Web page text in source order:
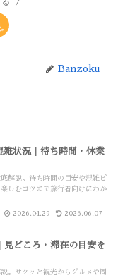
Banzoku
雑状況｜待ち時間・休業
解説。待ち時間の目安や混雑ピ
しむコツまで旅行者向けにわか
2026.04.29 2026.06.07
見どころ・滞在の目安を
。サクッと観光からグルメや周